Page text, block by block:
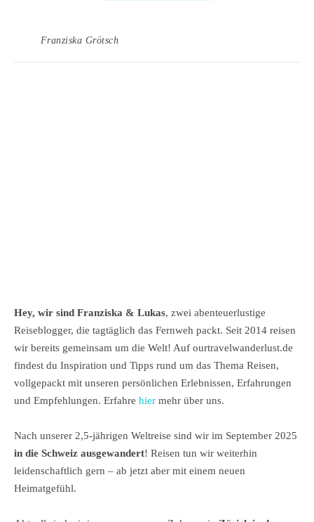
Franziska Grötsch
Hey, wir sind Franziska & Lukas, zwei abenteuerlustige
Reiseblogger, die tagtäglich das Fernweh packt. Seit 2014 reisen
wir bereits gemeinsam um die Welt! Auf ourtravelwanderlust.de
findest du Inspiration und Tipps rund um das Thema Reisen,
vollgepackt mit unseren persönlichen Erlebnissen, Erfahrungen
und Empfehlungen. Erfahre hier mehr über uns.
Nach unserer 2,5-jährigen Weltreise sind wir im September 2025
in die Schweiz ausgewandert! Reisen tun wir weiterhin
leidenschaftlich gern – ab jetzt aber mit einem neuen
Heimatgefühl.